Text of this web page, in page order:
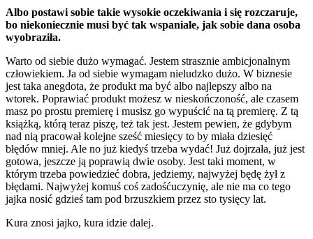
Albo postawi sobie takie wysokie oczekiwania i się rozczaruje,
bo niekoniecznie musi być tak wspaniale, jak sobie dana osoba
wyobraziła.
Warto od siebie dużo wymagać. Jestem strasznie ambicjonalnym
człowiekiem. Ja od siebie wymagam nieludzko dużo. W biznesie
jest taka anegdota, że produkt ma być albo najlepszy albo na
wtorek. Poprawiać produkt możesz w nieskończoność, ale czasem
masz po prostu premierę i musisz go wypuścić na tą premierę. Z tą
książką, którą teraz piszę, też tak jest. Jestem pewien, że gdybym
nad nią pracował kolejne sześć miesięcy to by miała dziesięć
błędów mniej. Ale no już kiedyś trzeba wydać! Już dojrzała, już jest
gotowa, jeszcze ją poprawią dwie osoby. Jest taki moment, w
którym trzeba powiedzieć dobra, jedziemy, najwyżej będę żył z
błędami. Najwyżej komuś coś zadośćuczynię, ale nie ma co tego
jajka nosić gdzieś tam pod brzuszkiem przez sto tysięcy lat.
Kura znosi jajko, kura idzie dalej.